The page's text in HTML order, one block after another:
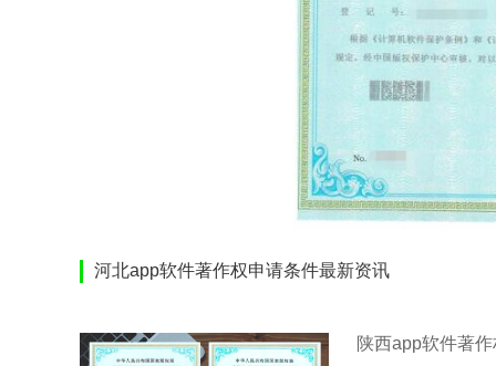
河北app软件著作权申请条件最新资讯
陕西app软件著